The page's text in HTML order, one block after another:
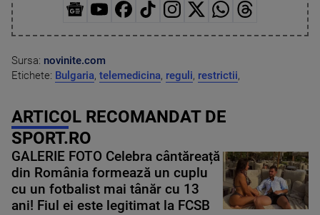
Sursa: novinite.com
Etichete: Bulgaria, telemedicina, reguli, restrictii,
ARTICOL RECOMANDAT DE
SPORT.RO
GALERIE FOTO Celebra cântăreață
din România formează un cuplu
cu un fotbalist mai tânăr cu 13
ani! Fiul ei este legitimat la FCSB